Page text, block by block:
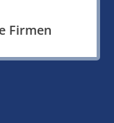
Firmen